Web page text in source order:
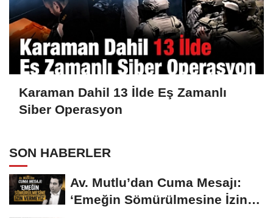
Karaman Dahil 13 İlde Eş Zamanlı
Siber Operasyon
SON HABERLER
Av. Mutlu’dan Cuma Mesajı:
‘Emeğin Sömürülmesine İzin